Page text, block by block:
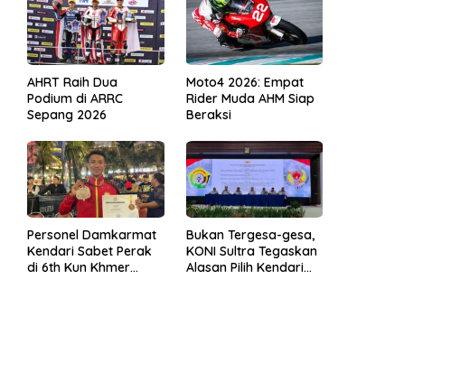
AHRT Raih Dua
Podium di ARRC
Sepang 2026
Moto4 2026: Empat
Rider Muda AHM Siap
Beraksi
Personel Damkarmat
Kendari Sabet Perak
di 6th Kun Khmer
Bukan Tergesa-gesa,
KONI Sultra Tegaskan
Alasan Pilih Kendari